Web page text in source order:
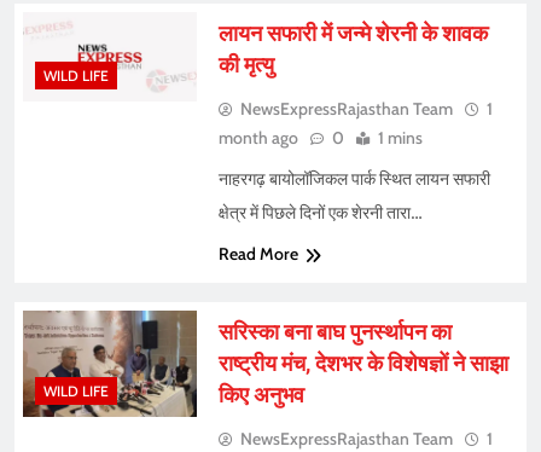
WILD LIFE
लायन सफारी में जन्मे शेरनी के शावक
की मृत्यु
NewsExpressRajasthan Team
1
month ago
0 1 mins
नाहरगढ़ बायोलॉजिकल पार्क स्थित लायन सफारी
क्षेत्र में पिछले दिनों एक शेरनी तारा…
Read More
WILD LIFE
सरिस्का बना बाघ पुनर्स्थापन का
राष्ट्रीय मंच, देशभर के विशेषज्ञों ने साझा
किए अनुभव
NewsExpressRajasthan Team
1